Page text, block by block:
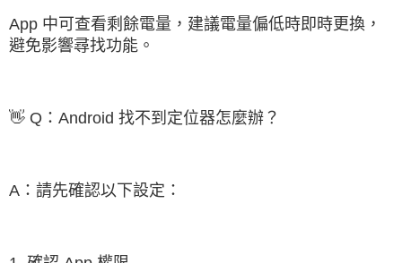
App 中可查看剩餘電量，建議電量偏低時即時更換，
避免影響尋找功能。
👋 Q：Android 找不到定位器怎麼辦？
A：請先確認以下設定：